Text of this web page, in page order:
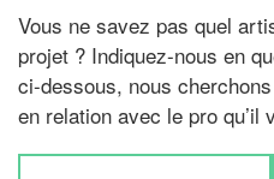
Vous ne savez pas quel
projet ? Indiquez-nous en
ci-dessous, nous
en relation avec le pro qu’il